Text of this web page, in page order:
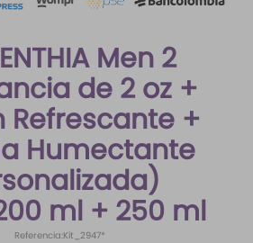
Men 2
de 2 oz +
Refrescante +
Humectante
ml + 250 ml
Referencia:Kit_2947*